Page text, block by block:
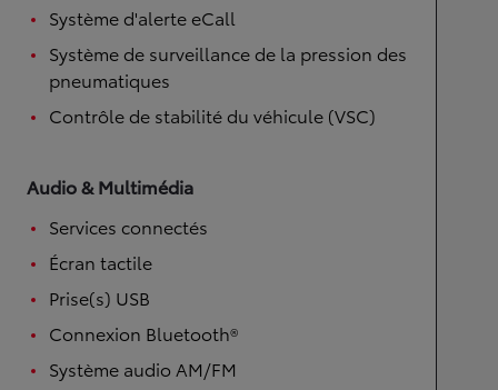
Système d'alerte eCall
Système de surveillance de la pression des
pneumatiques
Contrôle de stabilité du véhicule (VSC)
Audio & Multimédia
Services connectés
Écran tactile
Prise(s) USB
Connexion Bluetooth®
Système audio AM/FM